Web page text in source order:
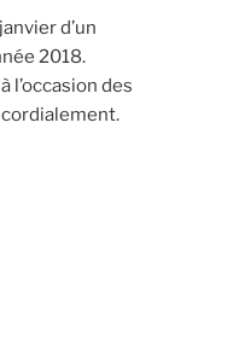
d’un
2018.
l’occasion des